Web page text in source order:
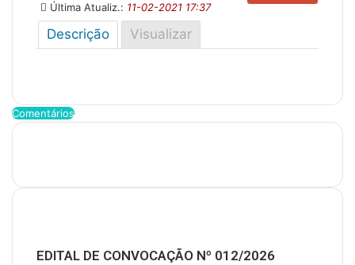
Última Atualiz.: 11-02-2021 17:37
Descrição Visualizar
Comentários
EDITAL DE CONVOCAÇÃO Nº 012/2026